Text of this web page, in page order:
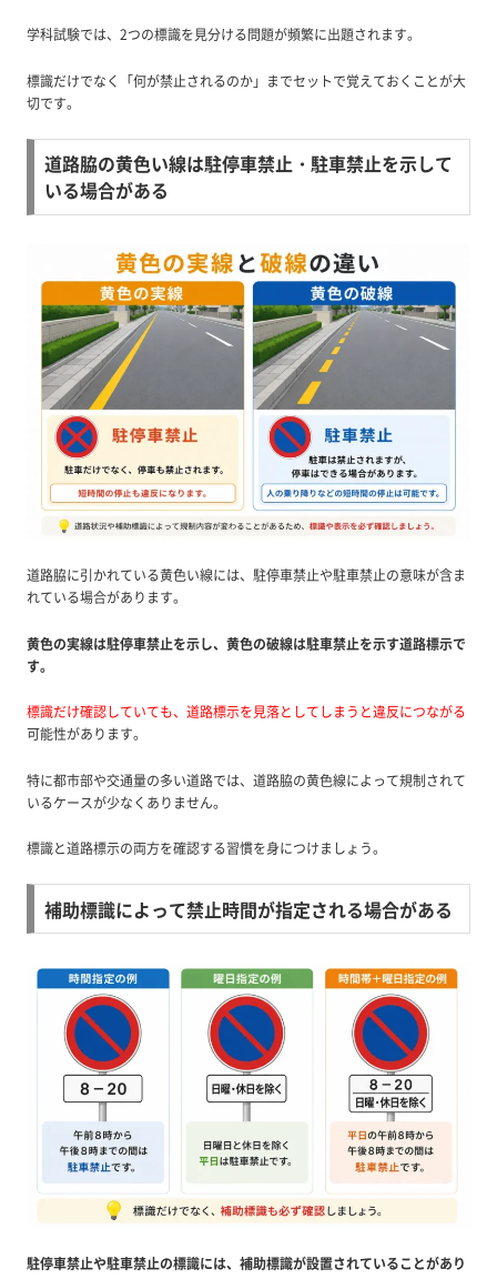
学科試験では、2つの標識を見分ける問題が頻繁に出題されます。
標識だけでなく「何が禁止されるのか」までセットで覚えておくことが大
切です。
道路脇の黄色い線は駐停車禁止・駐車禁止を示して
いる場合がある
道路脇に引かれている黄色い線には、駐停車禁止や駐車禁止の意味が含ま
れている場合があります。
黄色の実線は駐停車禁止を示し、黄色の破線は駐車禁止を示す道路標示で
す。
標識だけ確認していても、道路標示を見落としてしまうと違反につながる
可能性があります。
特に都市部や交通量の多い道路では、道路脇の黄色線によって規制されて
いるケースが少なくありません。
標識と道路標示の両方を確認する習慣を身につけましょう。
補助標識によって禁止時間が指定される場合がある
駐停車禁止や駐車禁止の標識には、補助標識が設置されていることがあり